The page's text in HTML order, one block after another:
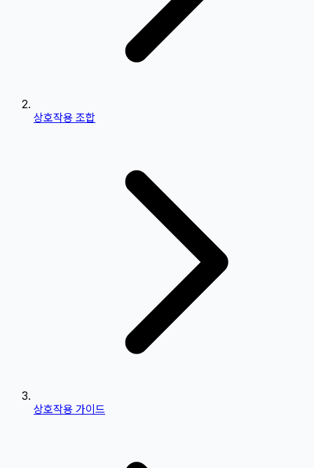
상호작용 조합
상호작용 가이드